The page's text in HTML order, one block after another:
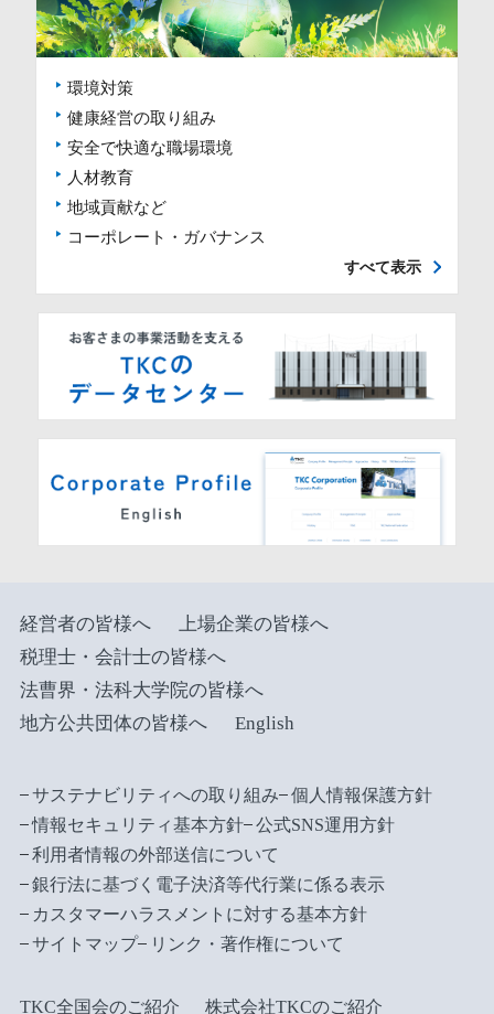
環境対策
健康経営の取り組み
安全で快適な職場環境
人材教育
地域貢献など
コーポレート・ガバナンス
すべて表示
経営者の皆様へ
上場企業の皆様へ
税理士・会計士の皆様へ
法曹界・法科大学院の皆様へ
地方公共団体の皆様へ
English
サステナビリティへの取り組み
個人情報保護方針
情報セキュリティ基本方針
公式SNS運用方針
利用者情報の外部送信について
銀行法に基づく電子決済等代行業に係る表示
カスタマーハラスメントに対する基本方針
サイトマップ
リンク・著作権について
TKC全国会のご紹介 株式会社TKCのご紹介